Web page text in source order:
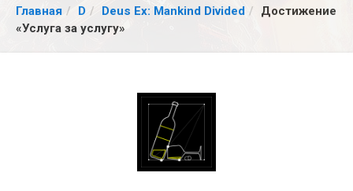
Главная D Deus Ex: Mankind Divided
Достижение
«Услуга за услугу»